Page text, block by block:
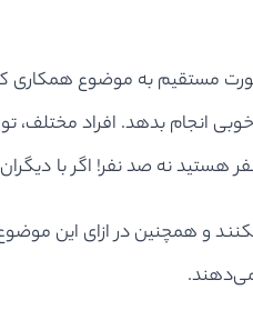
مستقیم به موضوع همکاری
خوبی انجام بدهد. افراد
هستید نه صد نفر! اگر با
و همچنین در ازای این
می‌دهند.